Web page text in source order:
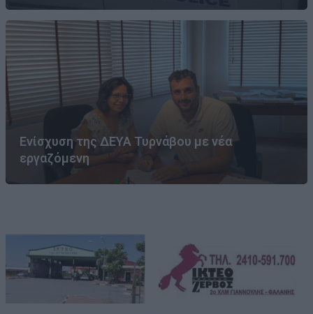
Ενίσχυση της ΔΕΥΑ Τυρνάβου με νέα
εργαζόμενη